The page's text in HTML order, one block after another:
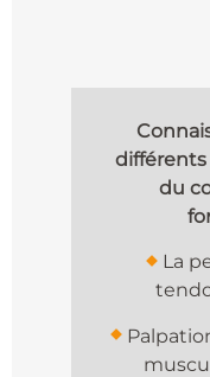
différents
du
La